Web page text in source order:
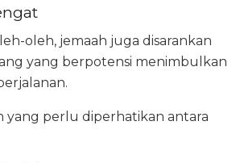
oleh, jemaah juga disarankan
yang berpotensi menimbulkan
yang perlu diperhatikan antara